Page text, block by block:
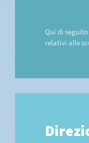
Qui di
relativi alle